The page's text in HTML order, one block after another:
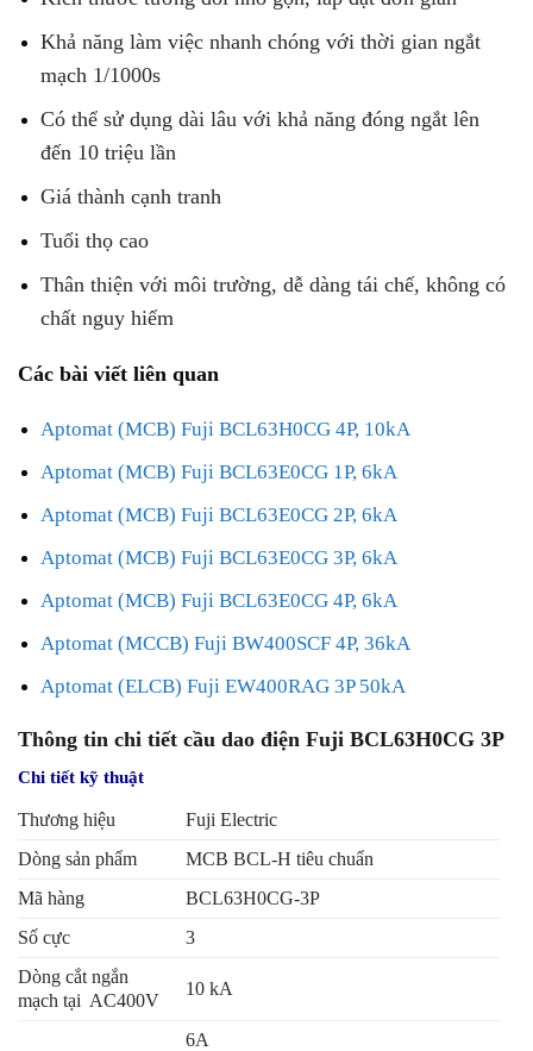
Khả năng làm việc nhanh chóng với thời gian ngắt
mạch 1/1000s
Có thể sử dụng dài lâu với khả năng đóng ngắt lên
đến 10 triệu lần
Giá thành cạnh tranh
Tuổi thọ cao
Thân thiện với môi trường, dễ dàng tái chế, không có
chất nguy hiểm
Các bài viết liên quan
Aptomat (MCB) Fuji BCL63H0CG 4P, 10kA
Aptomat (MCB) Fuji BCL63E0CG 1P, 6kA
Aptomat (MCB) Fuji BCL63E0CG 2P, 6kA
Aptomat (MCB) Fuji BCL63E0CG 3P, 6kA
Aptomat (MCB) Fuji BCL63E0CG 4P, 6kA
Aptomat (MCCB) Fuji BW400SCF 4P, 36kA
Aptomat (ELCB) Fuji EW400RAG 3P 50kA
Thông tin chi tiết cầu dao điện Fuji BCL63H0CG 3P
Chi tiết kỹ thuật
Thương hiệu
Fuji Electric
Dòng sản phẩm
MCB BCL-H tiêu chuẩn
Mã hàng
BCL63H0CG-3P
Số cực
3
Dòng cắt ngắn
mạch tại AC400V
10 kA
6A